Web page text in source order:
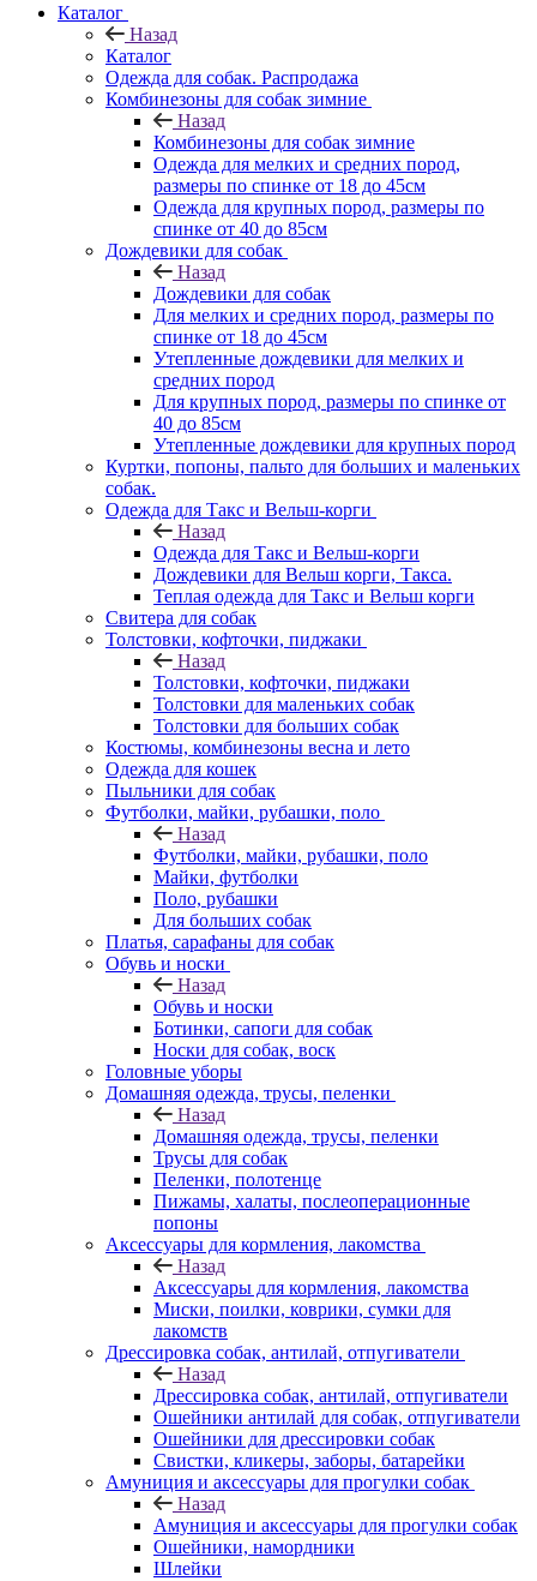
Каталог
Назад
Каталог
Одежда для собак. Распродажа
Комбинезоны для собак зимние
Назад
Комбинезоны для собак зимние
Одежда для мелких и средних пород,
размеры по спинке от 18 до 45см
Одежда для крупных пород, размеры по
спинке от 40 до 85см
Дождевики для собак
Назад
Дождевики для собак
Для мелких и средних пород, размеры по
спинке от 18 до 45см
Утепленные дождевики для мелких и
средних пород
Для крупных пород, размеры по спинке от
40 до 85см
Утепленные дождевики для крупных пород
Куртки, попоны, пальто для больших и маленьких
собак.
Одежда для Такс и Вельш-корги
Назад
Одежда для Такс и Вельш-корги
Дождевики для Вельш корги, Такса.
Теплая одежда для Такс и Вельш корги
Свитера для собак
Толстовки, кофточки, пиджаки
Назад
Толстовки, кофточки, пиджаки
Толстовки для маленьких собак
Толстовки для больших собак
Костюмы, комбинезоны весна и лето
Одежда для кошек
Пыльники для собак
Футболки, майки, рубашки, поло
Назад
Футболки, майки, рубашки, поло
Майки, футболки
Поло, рубашки
Для больших собак
Платья, сарафаны для собак
Обувь и носки
Назад
Обувь и носки
Ботинки, сапоги для собак
Носки для собак, воск
Головные уборы
Домашняя одежда, трусы, пеленки
Назад
Домашняя одежда, трусы, пеленки
Трусы для собак
Пеленки, полотенце
Пижамы, халаты, послеоперационные
попоны
Аксессуары для кормления, лакомства
Назад
Аксессуары для кормления, лакомства
Миски, поилки, коврики, сумки для
лакомств
Дрессировка собак, антилай, отпугиватели
Назад
Дрессировка собак, антилай, отпугиватели
Ошейники антилай для собак, отпугиватели
Ошейники для дрессировки собак
Свистки, кликеры, заборы, батарейки
Амуниция и аксессуары для прогулки собак
Назад
Амуниция и аксессуары для прогулки собак
Ошейники, намордники
Шлейки